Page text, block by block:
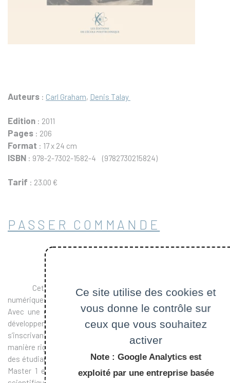
Auteurs : Carl Graham, Denis Talay
Edition : 2011
Pages : 206
Format : 17 x 24 cm
ISBN : 978-2-7302-1582-4 (9782730215824)
Tarif : 23.00 €
PASSER COMMANDE
Cet ouvrage présente des méthodes probabilistes
numériques de simulation et leurs vitesses de convergence.
Avec une grande originalité, il allie rigueur mathématique et
développements numériques, chaque méthode proposée
s’inscrivant dans un contexte théorique précis développé de
manière rigoureuse et auto-suffisante. Il s’adresse aussi bien à
des étudiants ou élèves de grandes écoles ayant un bon niveau
Master 1 en théorie des probabilités, qu’à des ingénieurs ou
Ce site utilise des cookies et
vous donne le contrôle sur
ceux que vous souhaitez
activer
Note : Google Analytics est
exploité par une entreprise basée